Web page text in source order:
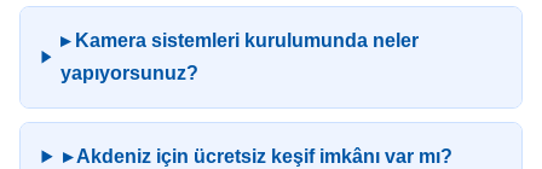
▸ Kamera sistemleri kurulumunda neler
yapıyorsunuz?
▸ Akdeniz için ücretsiz keşif imkânı var mı?